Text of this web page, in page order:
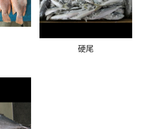
硬尾